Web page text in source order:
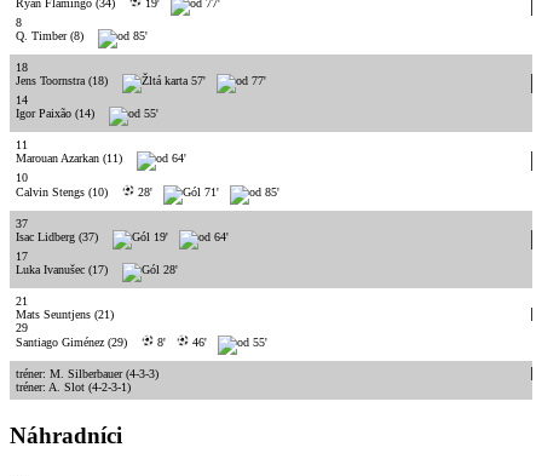
Ryan Flamingo (34) 19'
77'
8
Q. Timber(8) 85'
18
Jens Toornstra (18) 57'
77'
14
Igor Paixão (14) 55'
11
Marouan Azarkan (11)
64'
10
Calvin Stengs (10) 28' 71' 85'
37
Isac Lidberg (37) 19'
64'
17
Luka Ivanušec (17) 28'
21
Mats Seuntjens (21)
29
Santiago Giménez (29) 8' 46' 55'
tréner: M. Silberbauer (4-3-3)
tréner: A. Slot (4-2-3-1)
Náhradníci